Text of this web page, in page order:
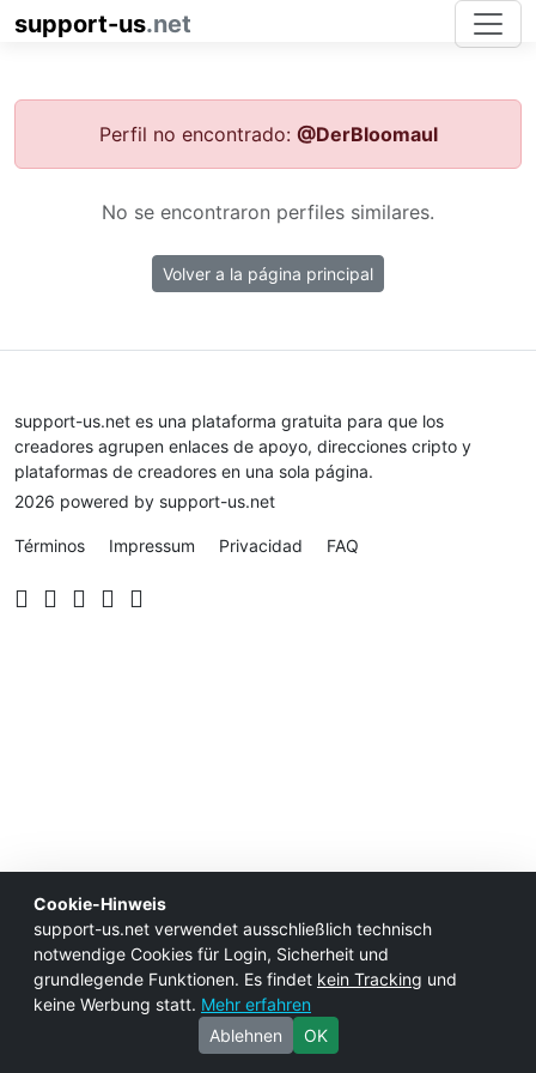
support-us.net
Perfil no encontrado: @DerBloomaul
No se encontraron perfiles similares.
Volver a la página principal
Cookie-Hinweis
support-us.net verwendet ausschließlich technisch
notwendige Cookies für Login, Sicherheit und
grundlegende Funktionen. Es findet kein Tracking und
keine Werbung statt. Mehr erfahren
Ablehnen
OK
support-us.net es una plataforma gratuita para que los
creadores agrupen enlaces de apoyo, direcciones cripto y
plataformas de creadores en una sola página.
2026 powered by support-us.net
Términos Impressum Privacidad FAQ